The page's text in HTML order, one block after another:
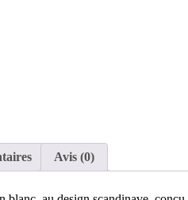
Avis (0)